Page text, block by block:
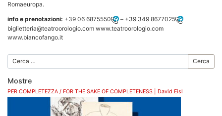
Romaeuropa.
info e prenotazioni: +39 06 6875550 – +39 349 8677025
biglietteria@teatroorologio.com www.teatroorologio.com
www.biancofango.it
Cerca
Mostre
PER COMPLETEZZA / FOR THE SAKE OF COMPLETENESS | David Eisl